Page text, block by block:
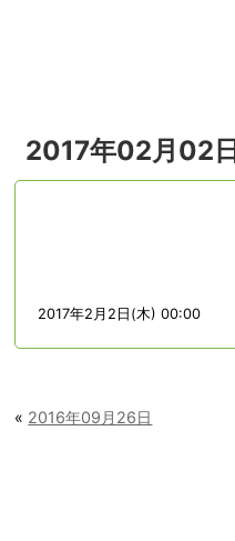
2017年02月02日
2017年2月2日(木) 00:00
« 2016年09月26日